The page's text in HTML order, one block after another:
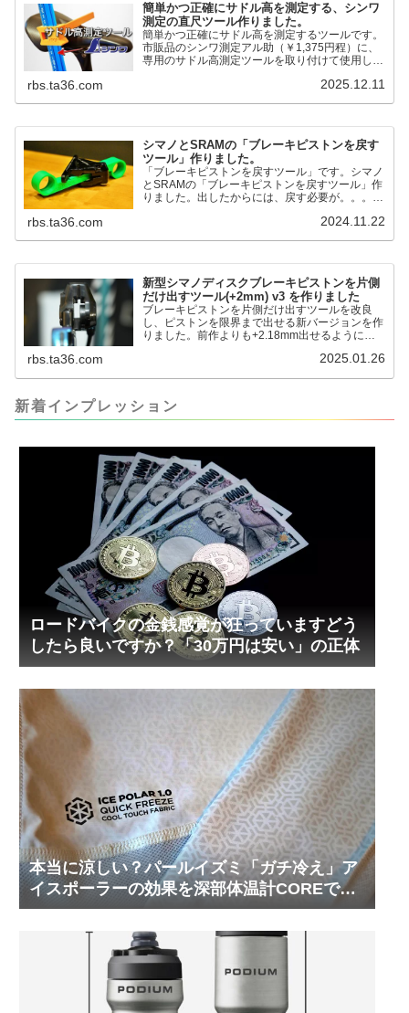
簡単かつ正確にサドル高を測定する、シンワ
測定の直尺ツール作りました。
簡単かつ正確にサドル高を測定するツールです。
市販品のシンワ測定アル助（￥1,375円程）に、
専用のサドル高測定ツールを取り付けて使用しま
るようになりました。シンワ測定(Shinwa
Sokutei)￥1,375Amazon.c...
rbs.ta36.com 2025.12.11
シマノとSRAMの「ブレーキピストンを戻す
ツール」作りました。
「ブレーキピストンを戻すツール」です。シマノ
とSRAMの「ブレーキピストンを戻すツール」作
りました。出したからには、戻す必要が。。。で
だと。。。▶「ブレーキピストンを戻すツール」
るのかというと、出ているピス...
rbs.ta36.com 2024.11.22
新型シマノディスクブレーキピストンを片側
だけ出すツール(+2mm) v3 を作りました
ブレーキピストンを片側だけ出すツールを改良
し、ピストンを限界まで出せる新バージョンを作
りました。前作よりも+2.18mm出せるようにな
って、オイル漏れするまで試しました。最も安全
ましたが、ギリギリまで攻めてますのでピストン
内部の汚れをさらに掃除できると思います。前作
の...
rbs.ta36.com 2025.01.26
新着インプレッション
ロードバイクの金銭感覚が狂っていますどう
したら良いですか？「30万円は安い」の正体
本当に涼しい？パールイズミ「ガチ冷え」ア
イスポーラーの効果を深部体温計COREで測
ってみた